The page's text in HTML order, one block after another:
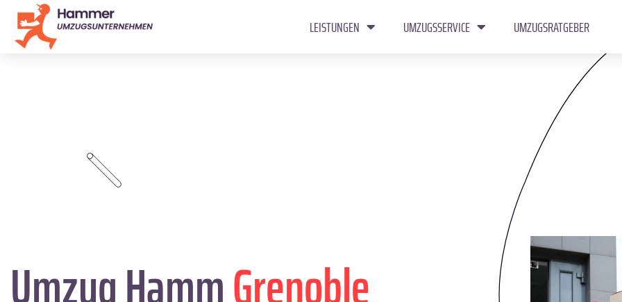
LEISTUNGEN UMZUGSSERVICE UMZUGSRATGEBER